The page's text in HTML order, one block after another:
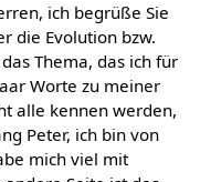
ich begrüße Sie
die Evolution bzw.
Thema, das ich für
Worte zu meiner
alle kennen werden,
Peter, ich bin von
mich viel mit